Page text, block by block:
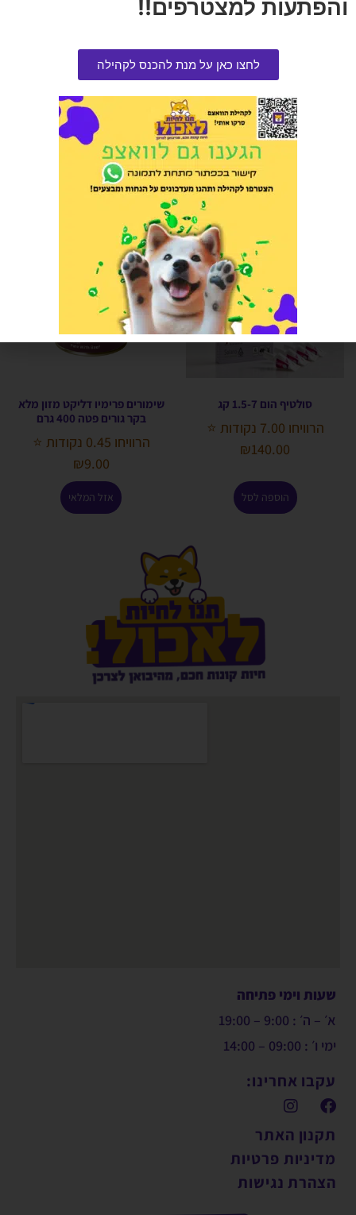
יחידה
הרוויחו 1.75 נקודות ⭐
₪35.00
אזל המלאי
הרוויחו 2.40 נקודות ⭐
₪48.00
אזל המלאי
סולטיף הום 1.5-7 קג
הרוויחו 7.00 נקודות ⭐
₪140.00
הוספה לסל
שימורים פרימיו דליקט מזון מלא
בקר גורים פטה 400 גרם
הרוויחו 0.45 נקודות ⭐
₪9.00
אזל המלאי
שעות וימי פתיחה
א׳ – ה׳ : 9:00 – 19:00
ימי ו׳ : 09:00 – 14:00
עקבו אחרינו:
תקנון האתר
מדיניות פרטיות
הצהרת נגישות
והפתעות למצטרפים!!
לחצו כאן על מנת להכנס לקהילה